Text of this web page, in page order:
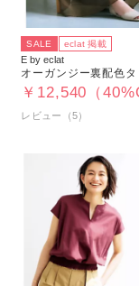
SALE eclat 掲載
E by eclat
￥12,540（
レビュー（5）